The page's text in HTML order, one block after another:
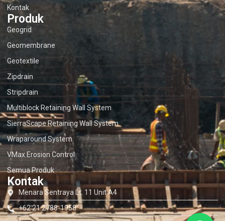
Kontak
Produk
Geogrid
Geomembrane
Geotextile
Zipdrain
Stripdrain
Multiblock Retaining Wall System
SierraScape Retaining Wall System
Wraparound System
VMax Erosion Control
Semua Produk
Kontak
Menara Sentraya Lt. 11 Unit A4
+62 21 2788-1958